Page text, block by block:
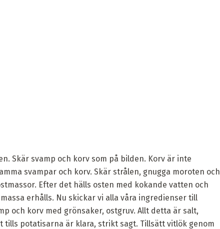
Skär svamp och korv som på bilden. Korv är inte
svampar och korv. Skär strålen, gnugga moroten och
Efter det hälls osten med kokande vatten och
erhålls. Nu skickar vi alla våra ingredienser till
och korv med grönsaker, ostgruv. Allt detta är salt,
tills potatisarna är klara, strikt sagt. Tillsätt vitlök genom